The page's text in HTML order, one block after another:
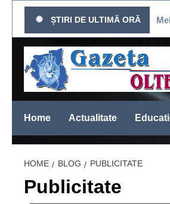
Sari
conținut
ȘTIRI DE ULTIMĂ ORĂ
DE PRESĂ
Home Actualitate
HOME BLOG PUBLICITATE
Publicitate